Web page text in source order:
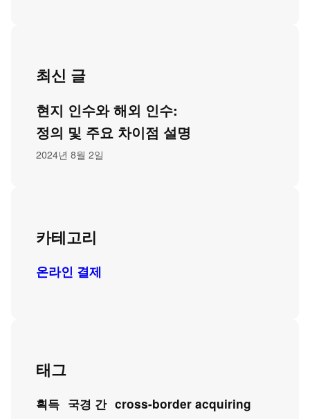
최신 글
현지 인수와 해외 인수:
정의 및 주요 차이점 설명
2024년 8월 2일
카테고리
온라인 결제
태그
획득 국경 간 cross-border acquiring